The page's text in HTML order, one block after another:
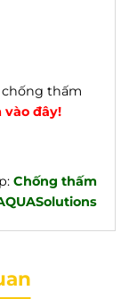
thấm
vào đây!
Chống thấm